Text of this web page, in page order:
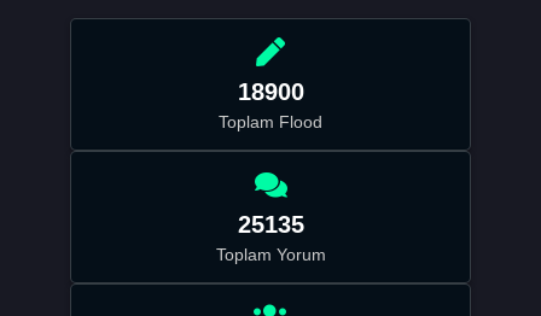
18900
Toplam Flood
25135
Toplam Yorum